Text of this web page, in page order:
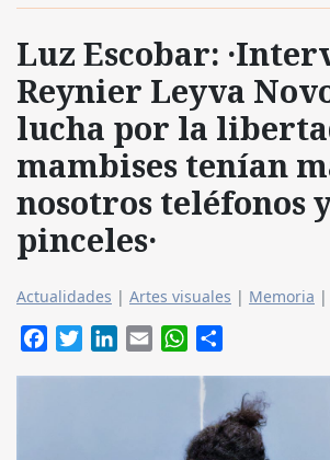
Luz Escobar:
Reynier Leyva
lucha por la
mambises tenían
nosotros teléfonos
pinceles·
Actualidades | Artes visuales | Memoria |
FacebookTwitterLinkedIn
Email WhatsApp